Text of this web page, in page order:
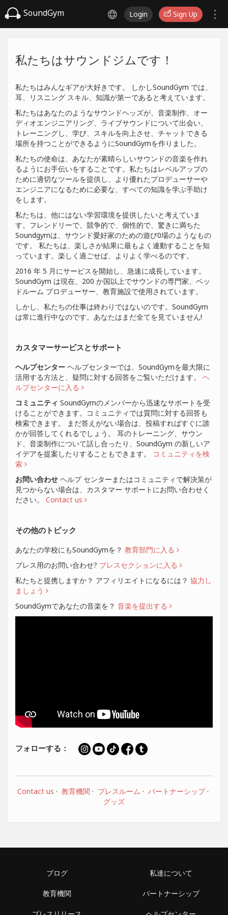
SoundGym Login Sign Up
私たちはサウンドジムです！
私たちはみんなギアが大好きです。 しかしSoundGym では、
耳、リスニング スキル、知識が第一であると考えています。
私たちはあなたのようなサウンドヘッズが、音楽制作、オー
ディオエンジニアリング、ライブサウンドについて出会い、
トレーニングし、学び、スキルを向上させ、チャットできる
場所を持つことができるようにSoundGymを作りました。
私たちの使命は、あなたが素晴らしいサウンドの音楽を作れ
るようにお手伝いをすることです。私たちはレベルアップの
ために適切なツールを提供し、より優れたプロデューサーや
エンジニアになるために必要な、すべての知識を学ぶ手助け
をします。
私たちは、他にはない学習環境を提供したいと考えていま
す。フレンドリーで、競争的で、個性的で、驚きに満ちた
Soundgymは、サウンド愛好家のための遊び0場のようなもの
です。 私たちは、楽しさが結果に最もよく連動することを知
っています。楽しく過ごせば、よりよく学べるのです。
2016 年 5 月にサービスを開始し、急速に成長しています。
SoundGym は現在、200 か国以上でサウンドの専門家、ベッ
ドルーム プロデューサー、教育施設で使用されています。
しかし、私たちの仕事は終わりではないのです。SoundGym
は常に進行中なのです。あなたはまだ全てを見ていません!
カスタマーサービスとサポート
ヘルプセンター ヘルプセンターでは、SoundGymを最大限に
活用する方法と、疑問に対する回答をご覧いただけます。 ヘ
ルプセンターに入る
コミュニティ SoundGymのメンバーから迅速なサポートを受
けることができます。コミュニティでは質問に対する回答も
検索できます。 まだ答えがない場合は、投稿すればすぐに誰
かが回答してくれるでしょう。 耳のトレーニング、サウン
ド、音楽制作について話し合ったり、SoundGym の新しいア
イデアを提案したりすることもできます。
コミュニティを検
索
お問い合わせ ヘルプ センターまたはコミュニティで解決策が
見つからない場合は、カスタマー サポートにお問い合わせく
ださい。 Contact us
その他のトピック
あなたの学校にもSoundGymを？ 教育部門に入る
プレス用のお問い合わせ? プレスセクションに入る
私たちと提携しますか？ アフィリエイトになるには？ 協力し
ましょう
SoundGymであなたの音楽を？ 音楽を提出する
フォローする：
Contact us · 教育機関 · プレスルーム · パートナーシップ·
グッズ
ブログ
教育機関
私達について
パートナーシップ